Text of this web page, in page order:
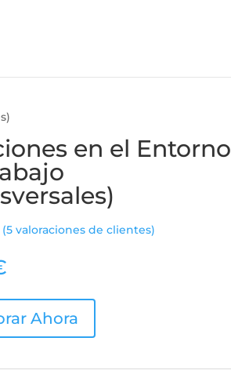
en el Entorno
(5valoraciones de clientes)
Ahora